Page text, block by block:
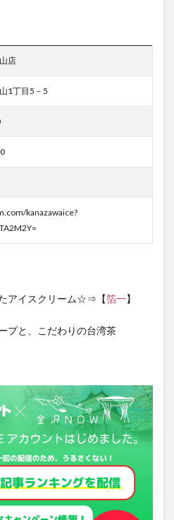
店
1丁目5－5
kanazawaice?
アイスクリーム☆⇒【箔一】
プと、こだわりの台湾茶